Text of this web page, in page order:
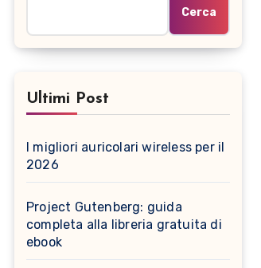
Cerca
Ultimi Post
I migliori auricolari wireless per il
2026
Project Gutenberg: guida
completa alla libreria gratuita di
ebook